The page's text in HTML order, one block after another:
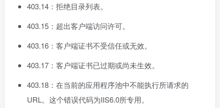
403.14：拒绝目录列表。
403.15：超出客户端访问许可。
403.16：客户端证书不受信任或无效。
403.17：客户端证书已过期或尚未生效。
403.18：在当前的应用程序池中不能执行所请求的
URL。这个错误代码为IIS6.0所专用。